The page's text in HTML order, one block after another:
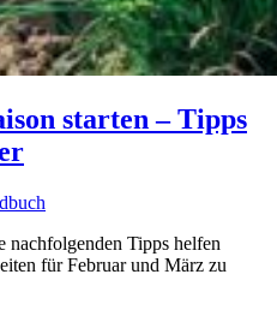
starten – Tipps
nachfolgenden Tipps helfen
für Februar und März zu